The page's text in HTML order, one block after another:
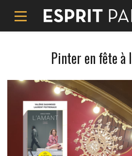
Pinter en fête à